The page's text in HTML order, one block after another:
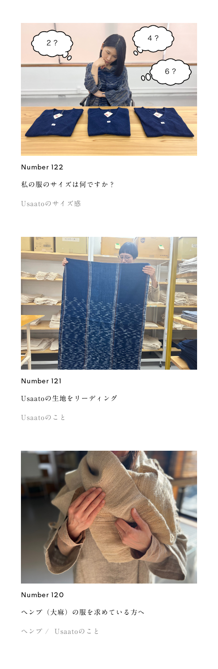
Number 122
私の服のサイズは何ですか？
Usaatoのサイズ感
Number 121
Usaatoの生地をリーディング
Usaatoのこと
Number 120
ヘンプ（大麻）の服を求めている方へ
ヘンプ Usaatoのこと